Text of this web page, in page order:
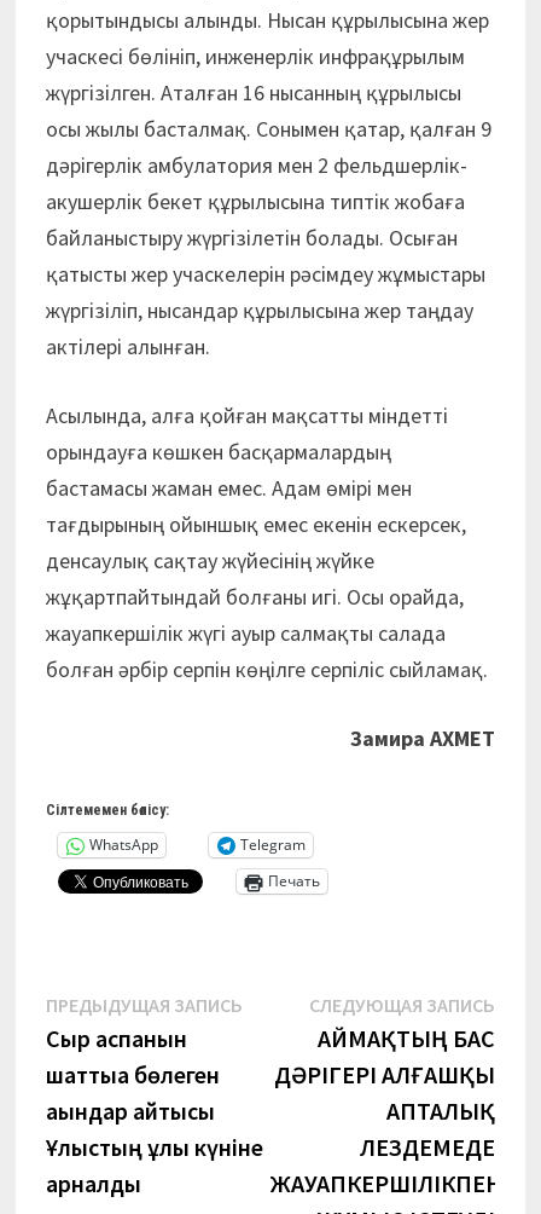
қорытындысы алынды. Нысан құрылысына жер
учаскесі бөлініп, инженерлік инфрақұрылым
жүргізілген. Аталған 16 нысанның құрылысы
осы жылы басталмақ. Сонымен қатар, қалған 9
дәрігерлік амбулатория мен 2 фельдшерлік-
акушерлік бекет құрылысына типтік жобаға
байланыстыру жүргізілетін болады. Осыған
қатысты жер учаскелерін рәсімдеу жұмыстары
жүргізіліп, нысандар құрылысына жер таңдау
актілері алынған.
Асылында, алға қойған мақсатты міндетті
орындауға көшкен басқармалардың
бастамасы жаман емес. Адам өмірі мен
тағдырының ойыншық емес екенін ескерсек,
денсаулық сақтау жүйесінің жүйке
жұқартпайтындай болғаны игі. Осы орайда,
жауапкершілік жүгі ауыр салмақты салада
болған әрбір серпін көңілге серпіліс сыйламақ.
Замира АХМЕТ
Сілтемемен бөлісу:
WhatsApp
Telegram
Печать
Навигация
по
записям
ПРЕДЫДУЩАЯ ЗАПИСЬПредыдущая
Сыр аспанын
шаттыққа бөлеген
ақындар айтысы
Ұлыстың ұлы күніне
арналды
СЛЕДУЮЩАЯ ЗАПИСЬ
АЙМАҚТЫҢ БАС
ДӘРІГЕРІ АЛҒАШҚЫ
АПТАЛЫҚ
ЛЕЗДЕМЕДЕ
ЖАУАПКЕРШІЛІКПЕН